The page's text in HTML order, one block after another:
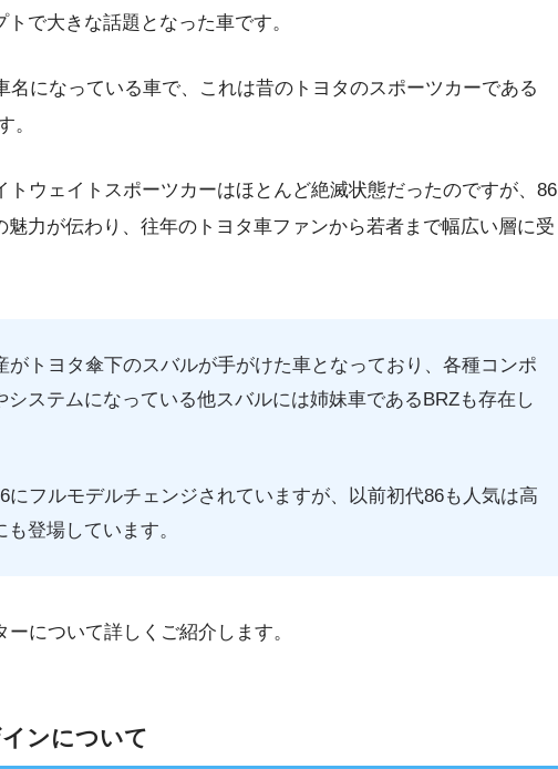
で大きな話題となった車です。
名になっている車で、これは昔のトヨタのスポーツカーである
。
トウェイトスポーツカーはほとんど絶滅状態だったのですが、86
力が伝わり、往年のトヨタ車ファンから若者まで幅広い層に受
がトヨタ傘下のスバルが手がけた車となっており、各種コンポ
システムになっている他スバルには姉妹車であるBRZも存在し
にフルモデルチェンジされていますが、以前初代86も人気は高
登場しています。
について詳しくご紹介します。
ンについて